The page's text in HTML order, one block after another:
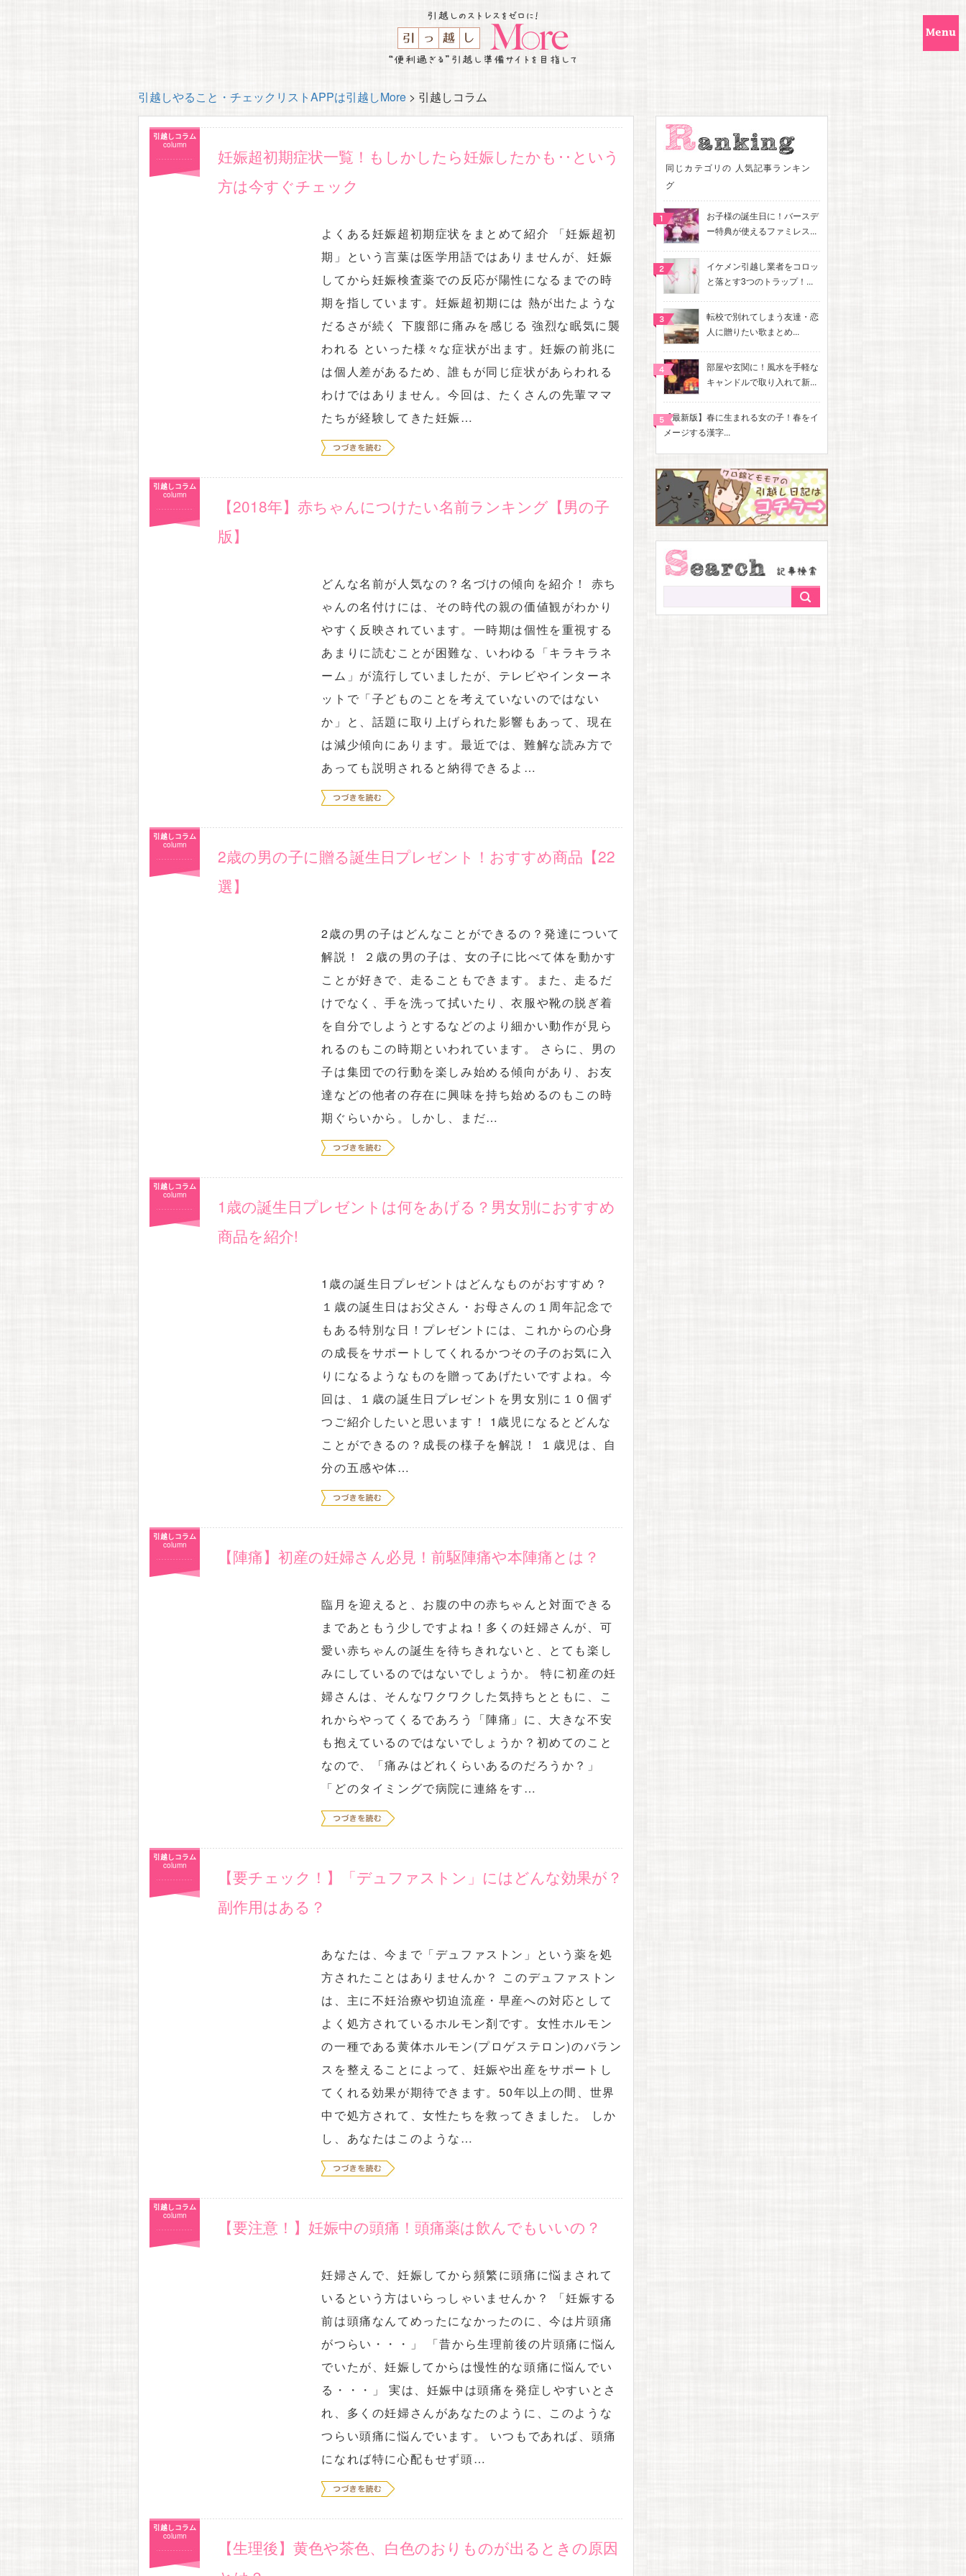
引越しやること・チェックリストAPPは引越しMore > 引越しコラム
引越しコラム
column
妊娠超初期症状一覧！もしかしたら妊娠したかも‥という
方は今すぐチェック
よくある妊娠超初期症状をまとめて紹介 「妊娠超初
期」という言葉は医学用語ではありませんが、妊娠
してから妊娠検査薬での反応が陽性になるまでの時
期を指しています。妊娠超初期には 熱が出たような
だるさが続く 下腹部に痛みを感じる 強烈な眠気に襲
われる といった様々な症状が出ます。妊娠の前兆に
は個人差があるため、誰もが同じ症状があらわれる
わけではありません。今回は、たくさんの先輩ママ
たちが経験してきた妊娠…
引越しコラム
column
【2018年】赤ちゃんにつけたい名前ランキング【男の子
版】
どんな名前が人気なの？名づけの傾向を紹介！ 赤ち
ゃんの名付けには、その時代の親の価値観がわかり
やすく反映されています。一時期は個性を重視する
あまりに読むことが困難な、いわゆる「キラキラネ
ーム」が流行していましたが、テレビやインターネ
ットで「子どものことを考えていないのではない
か」と、話題に取り上げられた影響もあって、現在
は減少傾向にあります。最近では、難解な読み方で
あっても説明されると納得できるよ…
引越しコラム
column
2歳の男の子に贈る誕生日プレゼント！おすすめ商品【22
選】
2歳の男の子はどんなことができるの？発達について
解説！ ２歳の男の子は、女の子に比べて体を動かす
ことが好きで、走ることもできます。また、走るだ
けでなく、手を洗って拭いたり、衣服や靴の脱ぎ着
を自分でしようとするなどのより細かい動作が見ら
れるのもこの時期といわれています。 さらに、男の
子は集団での行動を楽しみ始める傾向があり、お友
達などの他者の存在に興味を持ち始めるのもこの時
期ぐらいから。しかし、まだ…
引越しコラム
column
1歳の誕生日プレゼントは何をあげる？男女別におすすめ
商品を紹介!
1歳の誕生日プレゼントはどんなものがおすすめ？
１歳の誕生日はお父さん・お母さんの１周年記念で
もある特別な日！プレゼントには、これからの心身
の成長をサポートしてくれるかつその子のお気に入
りになるようなものを贈ってあげたいですよね。今
回は、１歳の誕生日プレゼントを男女別に１０個ず
つご紹介したいと思います！ 1歳児になるとどんな
ことができるの？成長の様子を解説！ １歳児は、自
分の五感や体…
引越しコラム
column
【陣痛】初産の妊婦さん必見！前駆陣痛や本陣痛とは？
臨月を迎えると、お腹の中の赤ちゃんと対面できる
まであともう少しですよね！多くの妊婦さんが、可
愛い赤ちゃんの誕生を待ちきれないと、とても楽し
みにしているのではないでしょうか。 特に初産の妊
婦さんは、そんなワクワクした気持ちとともに、こ
れからやってくるであろう「陣痛」に、大きな不安
も抱えているのではないでしょうか？初めてのこと
なので、「痛みはどれくらいあるのだろうか？」
「どのタイミングで病院に連絡をす…
引越しコラム
column
【要チェック！】「デュファストン」にはどんな効果が？
副作用はある？
あなたは、今まで「デュファストン」という薬を処
方されたことはありませんか？ このデュファストン
は、主に不妊治療や切迫流産・早産への対応として
よく処方されているホルモン剤です。女性ホルモン
の一種である黄体ホルモン(プロゲステロン)のバラン
スを整えることによって、妊娠や出産をサポートし
てくれる効果が期待できます。50年以上の間、世界
中で処方されて、女性たちを救ってきました。 しか
し、あなたはこのような…
引越しコラム
column
【要注意！】妊娠中の頭痛！頭痛薬は飲んでもいいの？
妊婦さんで、妊娠してから頻繁に頭痛に悩まされて
いるという方はいらっしゃいませんか？ 「妊娠する
前は頭痛なんてめったになかったのに、今は片頭痛
がつらい・・・」 「昔から生理前後の片頭痛に悩ん
でいたが、妊娠してからは慢性的な頭痛に悩んでい
る・・・」 実は、妊娠中は頭痛を発症しやすいとさ
れ、多くの妊婦さんがあなたのように、このような
つらい頭痛に悩んでいます。 いつもであれば、頭痛
になれば特に心配もせず頭…
引越しコラム
column
【生理後】黄色や茶色、白色のおりものが出るときの原因
同じカテゴリの 人気記事ランキン
グ
お子様の誕生日に！バースデ
ー特典が使えるファミレス...
イケメン引越し業者をコロッ
と落とす3つのトラップ！...
転校で別れてしまう友達・恋
人に贈りたい歌まとめ...
部屋や玄関に！風水を手軽な
キャンドルで取り入れて新...
【最新版】春に生まれる女の子！春をイ
メージする漢字...